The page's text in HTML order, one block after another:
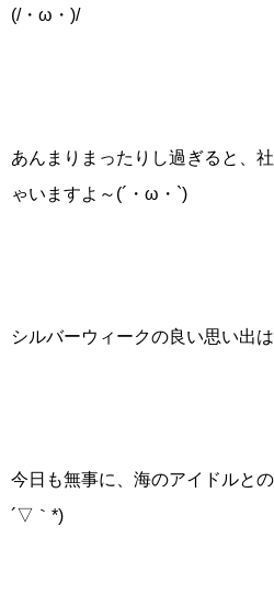
(/・ω・)/
あんまりまったりし過ぎると、
ゃいますよ～(´・ω・`)
シルバーウィークの良い思い出
今日も無事に、海のアイドルと
´▽｀*)